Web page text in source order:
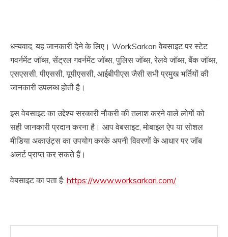
धन्यवाद, यह जानकारी देने के लिए। WorkSarkari वेबसाइट पर स्टेट
गवर्नमेंट जॉब्स, सेंट्रल गवर्नमेंट जॉब्स, पुलिस जॉब्स, रेलवे जॉब्स, बैंक जॉब्स,
एसएससी, पीएससी, यूपीएससी, आईबीपीएस जैसी सभी प्रमुख भर्तियों की
जानकारी उपलब्ध होती है।
इस वेबसाइट का उद्देश्य सरकारी नौकरी की तलाश करने वाले लोगों को
सही जानकारी प्रदान करना है। आप वेबसाइट, मोबाइल ऐप या सोशल
मीडिया अकाउंट्स का उपयोग करके अपनी विवरणों के आधार पर जॉब
अलर्ट प्राप्त कर सकते हैं।
वेबसाइट का पता है: https://www.worksarkari.com/